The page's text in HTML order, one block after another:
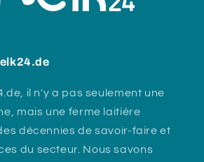
il n'y a pas seulement une
mais une ferme laitière
décennies de savoir-faire et
du secteur. Nous savons